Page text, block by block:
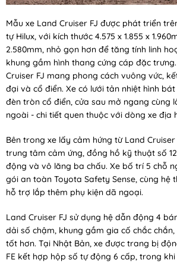
Mẫu xe Land Cruiser FJ được phát triển
tự Hilux, với kích thước 4.575 x 1.855 x
2.580mm, nhỏ gọn hơn để tăng tính linh
khung gầm hình thang cứng cáp đặc
Cruiser FJ mang phong cách vuông vức,
đại và cổ điển. Xe có lưới tản nhiệt hình
đèn tròn cổ điển, cửa sau mở ngang cùng
ngoài - chi tiết quen thuộc với dòng xe địa
Bên trong xe lấy cảm hứng từ Land
trung tâm cảm ứng, đồng hồ kỹ thuật số
động và vô lăng ba chấu. Xe bố trí 5 chỗ
gói an toàn Toyota Safety Sense, cùng hệ
hỗ trợ lắp thêm phụ kiện dã ngoại.
Land Cruiser FJ sử dụng hệ dẫn động 4
dải số chậm, khung gầm gia cố chắc
tốt hơn. Tại Nhật Bản, xe được trang bị
FE kết hợp hộp số tự động 6 cấp, trong